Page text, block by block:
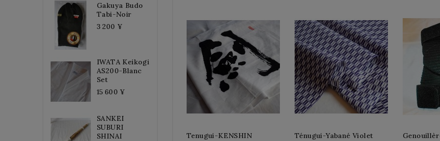
Gakuya Budo
Tabi-Noir
3 200 ¥
IWATA Keikogi
AS200-Blanc
Set
15 600 ¥
SANKEI
SUBURI
SHINAI
Tenugui-KENSHIN
Ténugui-Yabané Violet